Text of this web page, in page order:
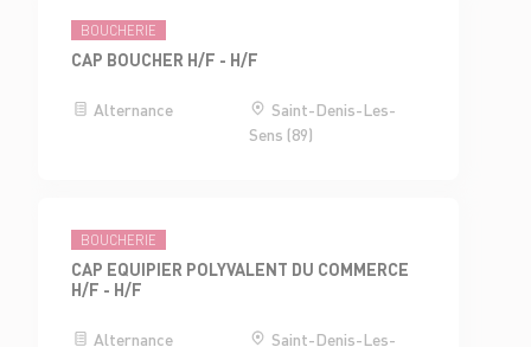
BOUCHERIE
CAP BOUCHER H/F - H/F
Alternance
Saint-Denis-Les-
Sens (89)
BOUCHERIE
CAP EQUIPIER POLYVALENT DU COMMERCE
H/F - H/F
Alternance Saint-Denis-Les-